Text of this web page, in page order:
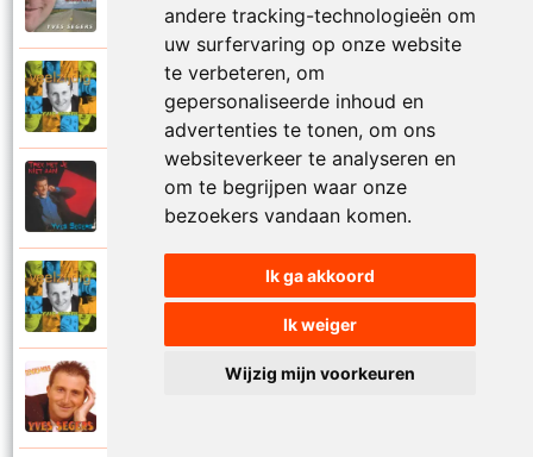
andere tracking-technologieën om
uw surfervaring op onze website
te verbeteren, om
gepersonaliseerde inhoud en
advertenties te tonen, om ons
websiteverkeer te analyseren en
om te begrijpen waar onze
bezoekers vandaan komen.
Ik ga akkoord
Ik weiger
Wijzig mijn voorkeuren
Yves Segers
Voor je gaat
Yves Segers
Voor jou
Vriendschap